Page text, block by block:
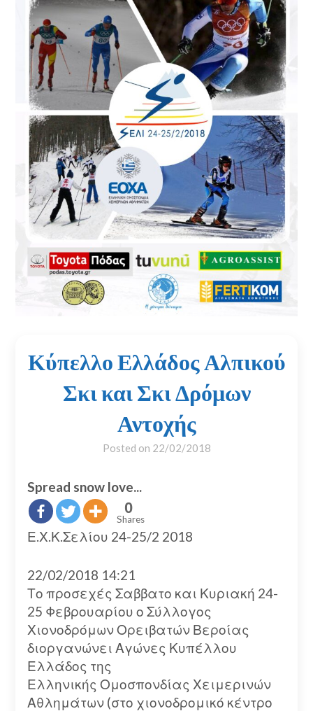
Κύπελλο Ελλάδος Αλπικού
Σκι και Σκι Δρόμων
Αντοχής
Posted on 22/02/2018
Spread snow love...
0
Shares
Ε.Χ.Κ.Σελίου 24-25/2 2018
22/02/2018 14:21
Το προσεχές Σαββατο και Κυριακή 24-
25 Φεβρουαρίου ο Σύλλογος
Χιονοδρόμων Ορειβατών Βεροίας
διοργανώνει Αγώνες Κυπέλλου
Ελλάδος της
Ελληνικής Ομοσπονδίας Χειμερινών
Αθλημάτων (στο χιονοδρομικό κέντρο